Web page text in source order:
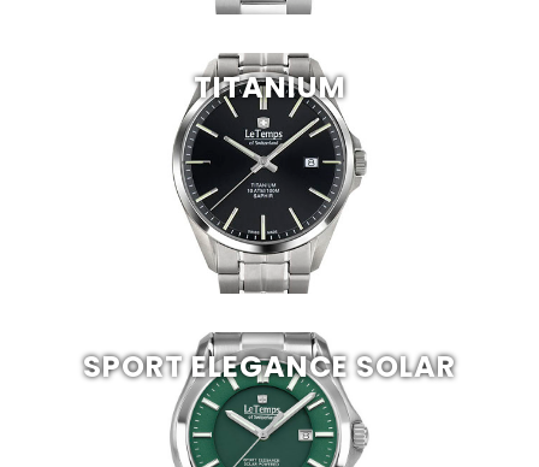
TITANIUM
SPORT ELEGANCE SOLAR